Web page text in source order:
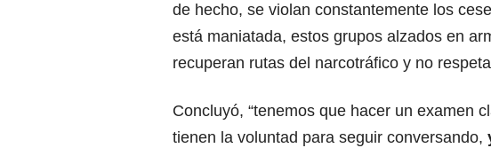
de hecho, se violan constantemente los
está maniatada, estos grupos alzados en
recuperan rutas del narcotráfico y no
Concluyó, “tenemos que hacer un examen
tienen la voluntad para seguir conversando,